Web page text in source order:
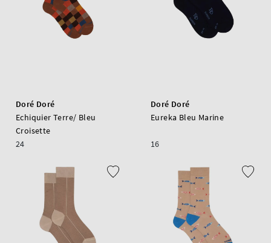
Doré Doré
Echiquier Terre/ Bleu
Croisette
24
Doré Doré
Eureka Bleu Marine
16